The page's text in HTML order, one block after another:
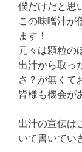
僕だけだと思
この味噌汁が
ます！
元々は顆粒の
出汁から取っ
さ？が無くて
皆様も機会が
出汁の宣伝は
いて書いてい